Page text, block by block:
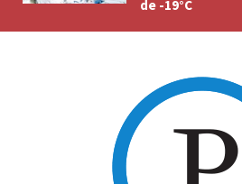
de -19°C